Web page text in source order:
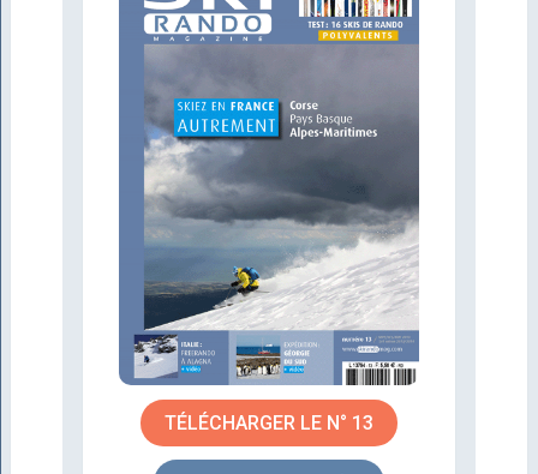
TÉLÉCHARGER LE N° 13